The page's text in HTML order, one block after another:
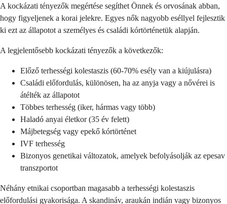
A kockázati tényezők megértése segíthet Önnek és orvosának abban,
hogy figyeljenek a korai jelekre. Egyes nők nagyobb eséllyel fejlesztik
ki ezt az állapotot a személyes és családi kórtörténetük alapján.
A legjelentősebb kockázati tényezők a következők:
Előző terhességi kolestaszis (60-70% esély van a kiújulásra)
Családi előfordulás, különösen, ha az anyja vagy a nővérei is
átélték az állapotot
Többes terhesség (iker, hármas vagy több)
Haladó anyai életkor (35 év felett)
Májbetegség vagy epekő kórtörténet
IVF terhesség
Bizonyos genetikai változatok, amelyek befolyásolják az epesav
transzportot
Néhány etnikai csoportban magasabb a terhességi kolestaszis
előfordulási gyakorisága. A skandináv, araukán indián vagy bizonyos